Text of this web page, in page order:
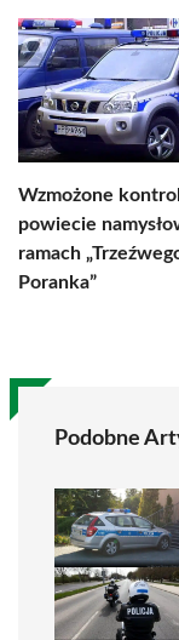
Wzmożone
powiecie
ramach
Poranka”
Podobne